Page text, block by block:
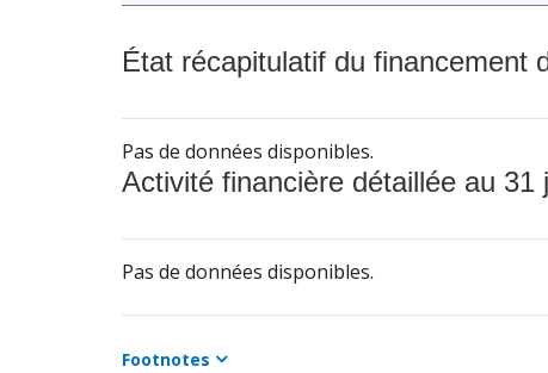
État récapitulatif du financement
Pas de données disponibles.
Activité financière détaillée au 31
Pas de données disponibles.
Footnotes